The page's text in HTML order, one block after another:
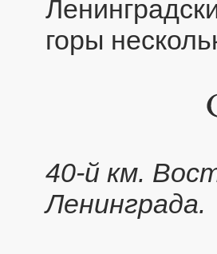
горы
40-й км.
Ленинграда.